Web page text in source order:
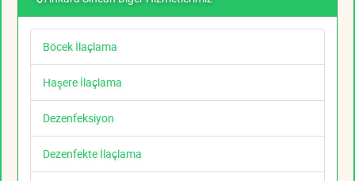
Böcek İlaçlama
Haşere İlaçlama
Dezenfeksiyon
Dezenfekte İlaçlama